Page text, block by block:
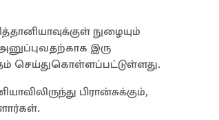
நுழையும்
இரு
செய்துகொள்ளப்பட்டுள்ளது.
பிரான்சுக்கும்,